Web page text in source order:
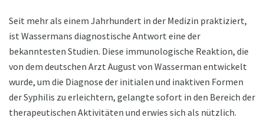
Seit mehr als einem Jahrhundert in der Medizin praktiziert,
ist Wassermans diagnostische Antwort eine der
bekanntesten Studien. Diese immunologische Reaktion, die
von dem deutschen Arzt August von Wasserman entwickelt
wurde, um die Diagnose der initialen und inaktiven Formen
der Syphilis zu erleichtern, gelangte sofort in den Bereich der
therapeutischen Aktivitäten und erwies sich als nützlich.